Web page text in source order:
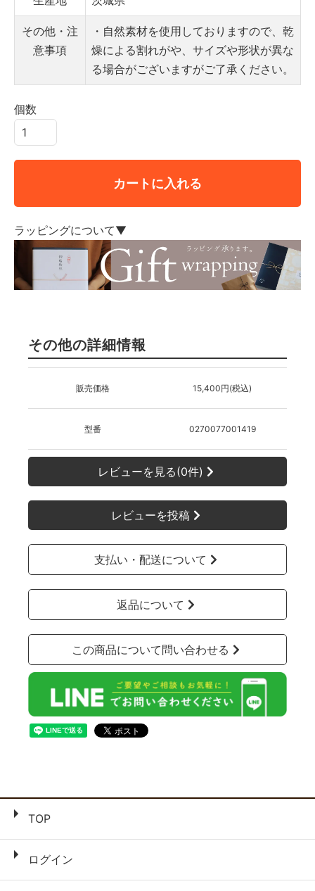
その他・注
意事項
・自然素材を使用しておりますので、乾
燥による割れがや、サイズや形状が異な
る場合がございますがご了承ください。
個数
カートに入れる
ラッピングについて▼
その他の詳細情報
販売価格 15,400円(税込)
型番 0270077001419
レビューを見る(0件)
レビューを投稿
支払い・配送について
返品について
この商品について問い合わせる
TOP
ログイン